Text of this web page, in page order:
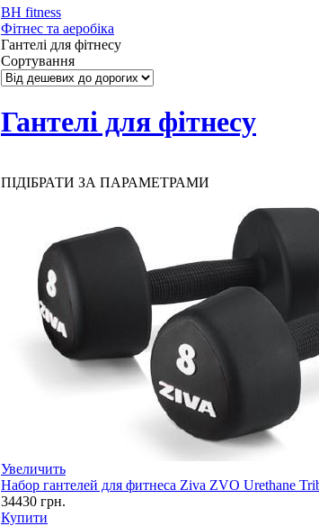
BH fitness
Фітнес та аеробіка
Гантелі для фітнесу
Сортування
Гантелі для фітнесу
ПІДІБРАТИ ЗА ПАРАМЕТРАМИ
Увеличить
Набор гантелей для фитнеса Ziva ZVO Urethane
34430 грн.
Купити